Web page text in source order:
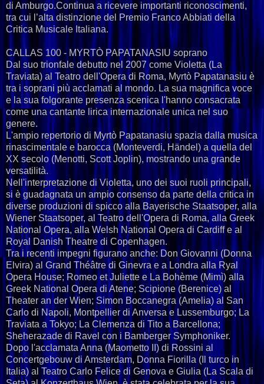
di Amburgo.Continua a ricevere importanti riconoscimenti,
tra cui l’alta distinzione del Premio Franco Abbiati della
Critica Musicale Italiana.
CALLAS 100 - MYRTÒ PAPATANASIU soprano
Dal suo trionfale debutto nel 2007 come Violetta (La
Traviata) al Teatro dell'Opera di Roma, Myrtò Papatanasiu è
tra i soprani più acclamati al mondo. La sua magnifica voce
e la sua folgorante presenza scenica l'hanno consacrata
come una cantante lirica internazionale unica nel suo
genere.
L'ampio repertorio di Myrtò Papatanasiu spazia dalla musica
rinascimentale e barocca (Monteverdi, Händel) a quella del
XX secolo (Menotti, Scott Joplin), mostrando una grande
versatilità.
Nell'interpretazione di Violetta, uno dei suoi ruoli principali,
si è guadagnata un ampio consenso da parte della critica in
diverse produzioni di spicco alla Bayerische Staatsoper, alla
Wiener Staatsoper, al Teatro dell'Opera di Roma, alla Greek
National Opera, alla Welsh National Opera di Cardiff e al
Royal Danish Theatre di Copenhagen.
Tra i recenti impegni figurano anche: Don Giovanni (Donna
Elvira) al Grand Théâtre di Ginevra e a Londra alla Ryal
Opera House; Romeo et Juliette e La Bohème (Mimì) alla
Greek National Opera di Atene; Scipione (Berenice) al
Theater an der Wien; Simon Boccanegra (Amelia) al San
Carlo di Napoli, Montpellier di Anversa e Lussemburgo; La
Traviata a Tokyo; La Clemenza di Tito a Barcellona;
Sheherazade di Ravel con i Bamberger Symphoniker.
Dopo l'acclamata Anna (Maometto II) di Rossini al
Concertgebouw di Amsterdam, Donna Fiorilla (Il turco in
Italia) al Teatro Carlo Felice di Genova e Giulia (La Scala di